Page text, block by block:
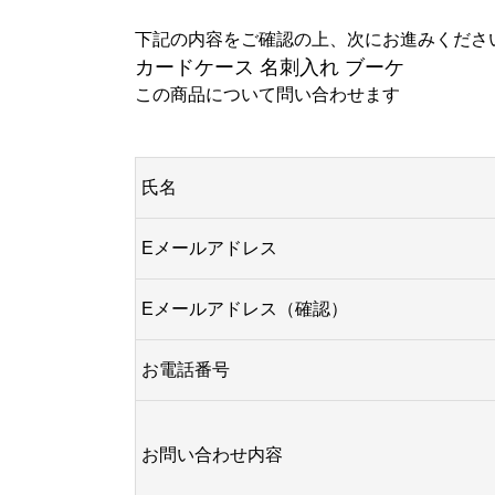
下記の内容をご確認の上、次にお進みくださ
カードケース 名刺入れ ブーケ
この商品について問い合わせます
氏名
Eメールアドレス
Eメールアドレス（確認）
お電話番号
お問い合わせ内容